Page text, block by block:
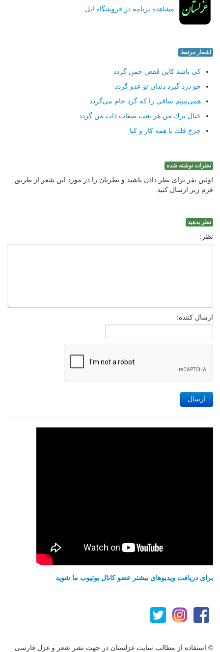
مشاهده برنامه در فروشگاه اپل
اشعار مرتبط
كی باشد كاین قفص چمن گردد
چو درد گیرد دندان تو عدو گردد
همی‌بینیم ساقی را كه گرد جام می‌گردد
خیال ترك من هر شب صفات ذات من گردد
چرخ فلك با همه كار و كیا
نظرات نوشته شده
اولین نفر برای نظر دادن باشید و نظرتان را در مورد این شعر از طریق
فرم زیر ارسال کنید.
نظر بدهید
نظر:
ارسال کننده:
ارسال
برای دریافت ویدیوهای بیشتر عضو کانال یوتیوب ما شوید
© استفاده از مطالب سایت غزلستان در جهت نشر شعر و غزل فارسی